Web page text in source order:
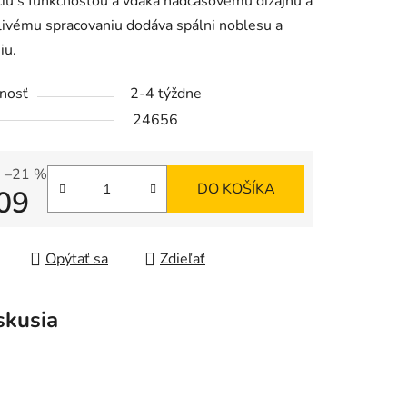
spracovaniu dodáva spálni noblesu a
2-4 týždne
24656
–21 %
DO KOŠÍKA
Opýtať sa Zdieľať